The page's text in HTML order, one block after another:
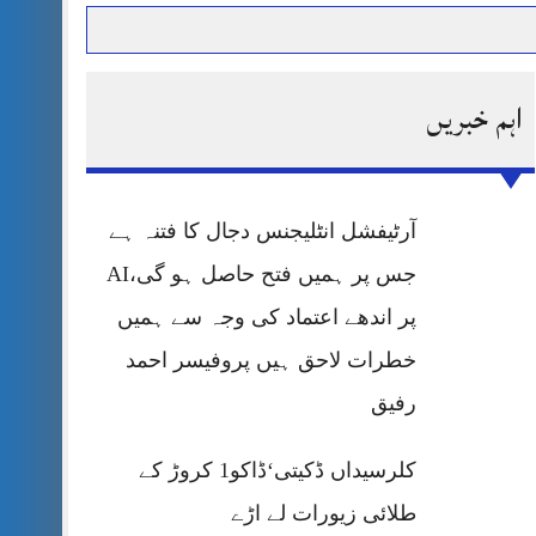
پر قربان
پریس کانفرنس
اہم خبریں
آرٹیفشل انٹلیجنس دجال کا فتنہ ہے
جس پر ہمیں فتح حاصل ہو گی،AI
پر اندھے اعتماد کی وجہ سے ہمیں
خطرات لاحق ہیں پروفیسر احمد
رفیق
کلرسیداں ڈکیتی‘ڈاکو1 کروڑ کے
طلائی زیورات لے اڑے